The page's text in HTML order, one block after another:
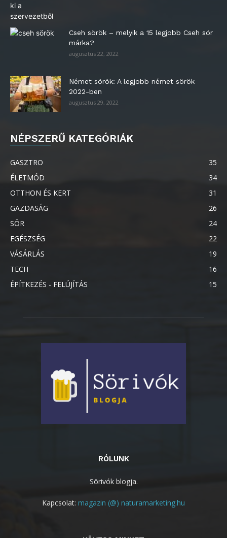
Cseh sörök – melyik a 15 legjobb Cseh sör
márka?
augusztus 22, 2022
Német sörök: A legjobb német sörök
2022-ben
augusztus 29, 2022
NÉPSZERŰ KATEGÓRIÁK
GASZTRO
35
ÉLETMÓD
34
OTTHON ÉS KERT
31
GAZDASÁG
26
SÖR
24
EGÉSZSÉG
22
VÁSÁRLÁS
19
TECH
16
ÉPÍTKEZÉS - FELÚJÍTÁS
15
RÓLUNK
Sörivók blogja.
Kapcsolat: magazin (@) naturamarketing.hu